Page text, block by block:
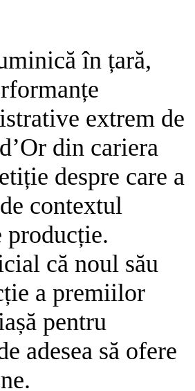
în țară,
extrem de
din cariera
despre care a
contextul
producție.
că noul său
a premiilor
pentru
adesea să ofere